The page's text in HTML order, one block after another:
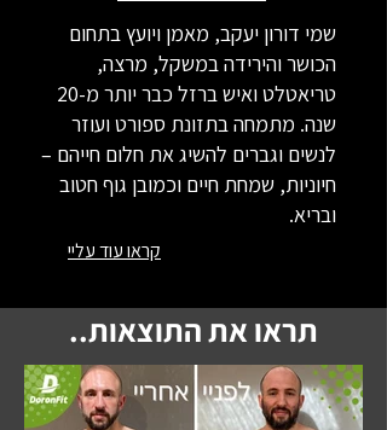
שמי דורון יעקב, מאמן ויועץ בתחום
הכושר והירידה במשקל, מרצה,
טריאטלט ואיש ברזל כבר יותר מ-20
שנה. מתמחה בתזונת ספורט ועוזר
לנשים וגברים להשיג את חלום חייהם –
חיוניות, שמחת חיים וכמובן גוף חטוב
ובריא.
קראו עוד עליי
תראו את התוצאות..